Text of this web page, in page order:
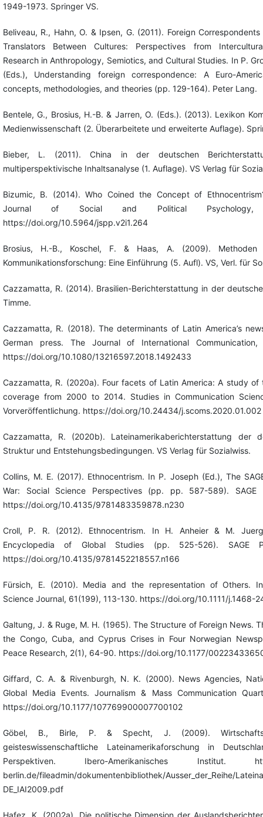
1949-1973. Springer VS.
Beliveau, R., Hahn, O. & Ipsen, G. (2011). Foreign
Translators Between Cultures: Perspectives from
Research in Anthropology, Semiotics, and Cultural Studies. In P.
(Eds.), Understanding foreign correspondence: A Euro-
concepts, methodologies, and theories (pp. 129-164). Peter Lang.
Bentele, G., Brosius, H.-B. & Jarren, O. (Eds.). (2013). Lexikon
Medienwissenschaft (2. Überarbeitete und erweiterte Auflage).
Bieber, L. (2011). China in der deutschen
multiperspektivische Inhaltsanalyse (1. Auflage). VS Verlag für
Bizumic, B. (2014). Who Coined the Concept of
Journal of Social and Political
https://doi.org/10.5964/jspp.v2i1.264
Brosius, H.-B., Koschel, F. & Haas, A. (2009). Methoden
Kommunikationsforschung: Eine Einführung (5. Aufl). VS, Verl. für
Cazzamatta, R. (2014). Brasilien-Berichterstattung in der
Timme.
Cazzamatta, R. (2018). The determinants of Latin America’s
German press. The Journal of International
https://doi.org/10.1080/13216597.2018.1492433
Cazzamatta, R. (2020a). Four facets of Latin America: A study of
coverage from 2000 to 2014. Studies in Communication
Vorveröffentlichung. https://doi.org/10.24434/j.scoms.2020.01.002
Cazzamatta, R. (2020b). Lateinamerikaberichterstattung der
Struktur und Entstehungsbedingungen. VS Verlag für Sozialwiss.
Collins, M. E. (2017). Ethnocentrism. In P. Joseph (Ed.), The
War: Social Science Perspectives (pp. pp. 587-589). SAGE
https://doi.org/10.4135/9781483359878.n230
Croll, P. R. (2012). Ethnocentrism. In H. Anheier & M.
Encyclopedia of Global Studies (pp. 525-526). SAGE
https://doi.org/10.4135/9781452218557.n166
Fürsich, E. (2010). Media and the representation of Others.
Science Journal, 61(199), 113-130. https://doi.org/10.1111/j.1468-
Galtung, J. & Ruge, M. H. (1965). The Structure of Foreign News.
the Congo, Cuba, and Cyprus Crises in Four Norwegian
Peace Research, 2(1), 64-90. https://doi.org/10.1177/
Giffard, C. A. & Rivenburgh, N. K. (2000). News Agencies,
Global Media Events. Journalism & Mass Communication
https://doi.org/10.1177/107769900007700102
Göbel, B., Birle, P. & Specht, J. (2009).
geisteswissenschaftliche Lateinamerikaforschung in
Perspektiven. Ibero-Amerikanisches Institut.
berlin.de/fileadmin/dokumentenbibliothek/Ausser_der_Reihe/
DE_IAI2009.pdf
Hafez, K. (2002a). Die politische Dimension der